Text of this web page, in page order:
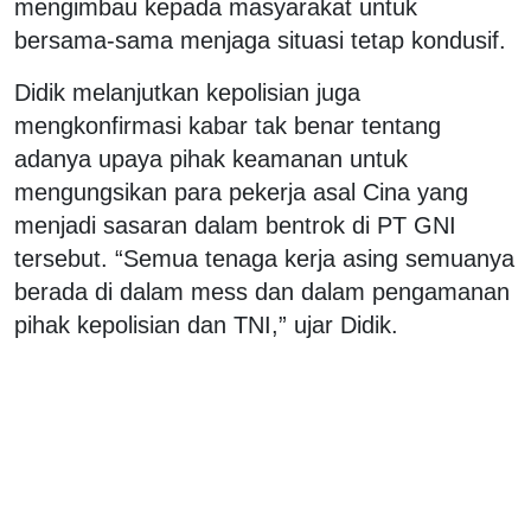
mengimbau kepada masyarakat untuk
bersama-sama menjaga situasi tetap kondusif.
Didik melanjutkan kepolisian juga
mengkonfirmasi kabar tak benar tentang
adanya upaya pihak keamanan untuk
mengungsikan para pekerja asal Cina yang
menjadi sasaran dalam bentrok di PT GNI
tersebut. “Semua tenaga kerja asing semuanya
berada di dalam mess dan dalam pengamanan
pihak kepolisian dan TNI,” ujar Didik.